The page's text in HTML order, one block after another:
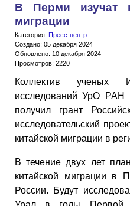
В Перми изучат
миграции
Категория: Пресс-центр
Создано: 05 декабря 2024
Обновлено: 10 декабря 2024
Просмотров: 2220
Коллектив ученых
исследований УрО
получил грант
исследовательский
китайской миграции в
В течение двух лет
китайской миграции в
России. Будут